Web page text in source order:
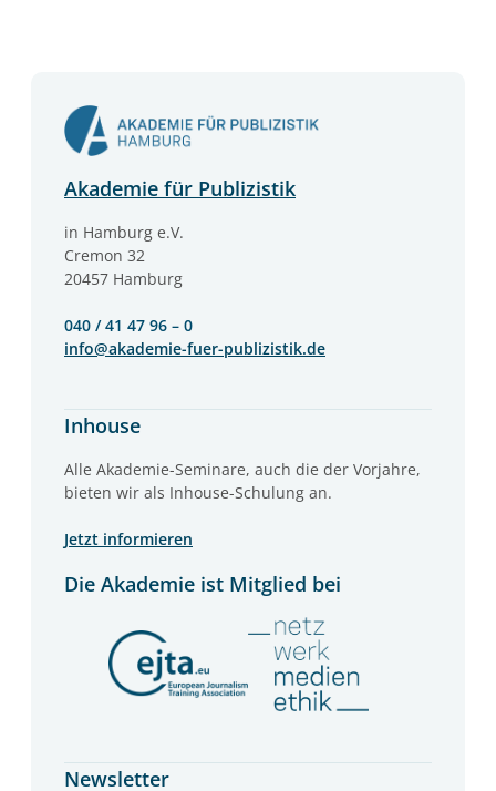
Akademie für Publizistik
in Hamburg e.V.
Cremon 32
20457 Hamburg
040 / 41 47 96 – 0
info@akademie-fuer-publizistik.de
Inhouse
Alle Akademie-Seminare, auch die der Vorjahre,
bieten wir als Inhouse-Schulung an.
Jetzt informieren
Die Akademie ist Mitglied bei
Newsletter